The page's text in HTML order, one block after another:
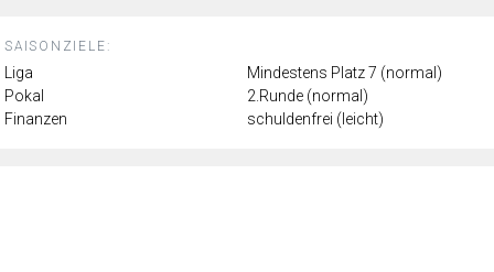
SAISONZIELE:
Liga
Mindestens Platz 7 (normal)
Pokal
2.Runde (normal)
Finanzen
schuldenfrei (leicht)